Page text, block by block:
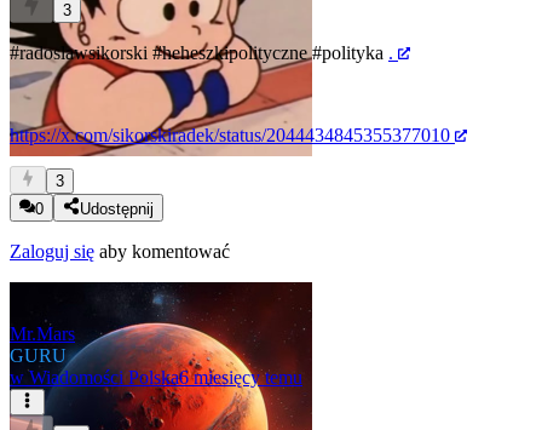
3
#radoslawsikorski #heheszkipolityczne #polityka .
https://x.com/sikorskiradek/status/2044434845355377010
3
0
Udostępnij
Zaloguj się aby komentować
Mr.Mars
GURU
w Wiadomości Polska6 miesięcy temu